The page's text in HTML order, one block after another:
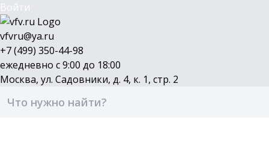
Войти
vfvru@ya.ru
+7 (499) 350-44-98
ежедневно с 9:00 до 18:00
Москва, ул. Садовники, д. 4, к. 1, стр. 2